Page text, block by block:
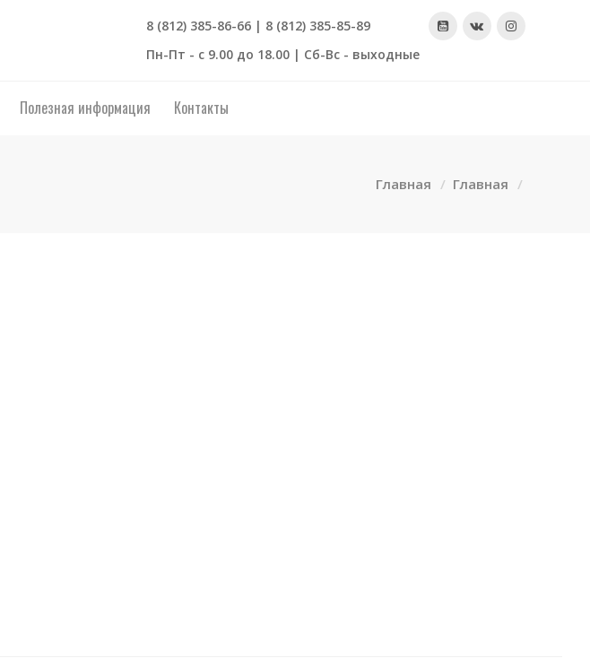
8 (812) 385-86-66 | 8 (812) 385-85-89
Пн-Пт - с 9.00 до 18.00 | Сб-Вс - выходные
Полезная информация Контакты
Главная Главная